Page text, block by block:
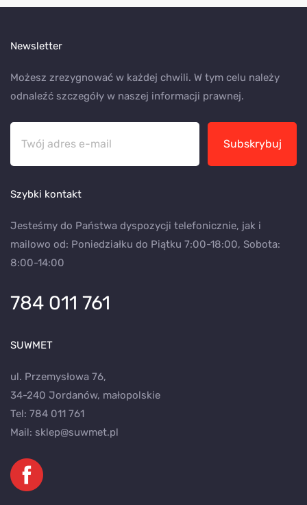
Newsletter
Możesz zrezygnować w każdej chwili. W tym celu należy
odnaleźć szczegóły w naszej informacji prawnej.
Subskrybuj
Szybki kontakt
Jesteśmy do Państwa dyspozycji telefonicznie, jak i
mailowo od: Poniedziałku do Piątku 7:00-18:00, Sobota:
8:00-14:00
784 011 761
SUWMET
ul. Przemysłowa 76,
34-240 Jordanów, małopolskie
Tel: 784 011 761
Mail: sklep@suwmet.pl